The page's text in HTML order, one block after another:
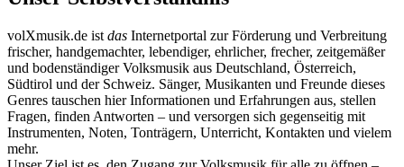
volXmusik.de ist das Internetportal zur Förderung und Verbreitung
frischer, handgemachter, lebendiger, ehrlicher, frecher, zeitgemäßer
und bodenständiger Volksmusik aus Deutschland, Österreich,
Südtirol und der Schweiz. Sänger, Musikanten und Freunde dieses
Genres tauschen hier Informationen und Erfahrungen aus, stellen
Fragen, finden Antworten – und versorgen sich gegenseitig mit
Instrumenten, Noten, Tonträgern, Unterricht, Kontakten und vielem
mehr.